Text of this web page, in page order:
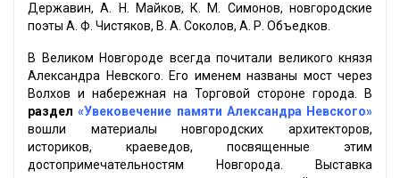
Державин, А. Н. Майков, К. М. Симонов, новгородские
поэты А. Ф. Чистяков, В. А. Соколов, А. Р. Объедков.
В Великом Новгороде всегда почитали великого князя
Александра Невского. Его именем названы мост через
Волхов и набережная на Торговой стороне города. В
раздел«Увековечение памяти Александра Невского»
вошли материалы новгородских архитекторов,
историков, краеведов, посвященные этим
достопримечательностям Новгорода. Выставка